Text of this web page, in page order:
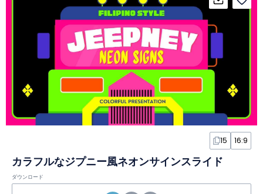
15 16:9
カラフルなジプニー風ネオンサインスライド
ダウンロード